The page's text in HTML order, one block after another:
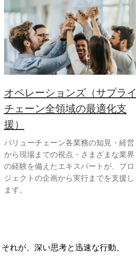
オペレーションズ（サプライ
チェーン全領域の最適化支
援）
バリューチェーン各業務の知見・経営
から現場までの視点・さまざまな業界
の経験を備えたエキスパートが、プロ
ジェクトの企画から実行までを支援し
ます。
それが、深い思考と迅速な行動、